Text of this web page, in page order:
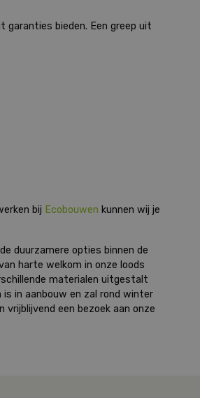
garanties bieden. Een greep uit
bij Ecobouwen kunnen wij je
duurzamere opties binnen de
harte welkom in onze loods
materialen uitgestalt
in aanbouw en zal rond winter
vrijblijvend een bezoek aan onze